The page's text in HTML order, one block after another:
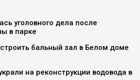
уголовного дела после
в парке
бальный зал в Белом доме
на реконструкции водовода в